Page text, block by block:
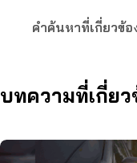
คำค้นหาที่เกี่ยวข้อ
บทความที่เกี่ยว